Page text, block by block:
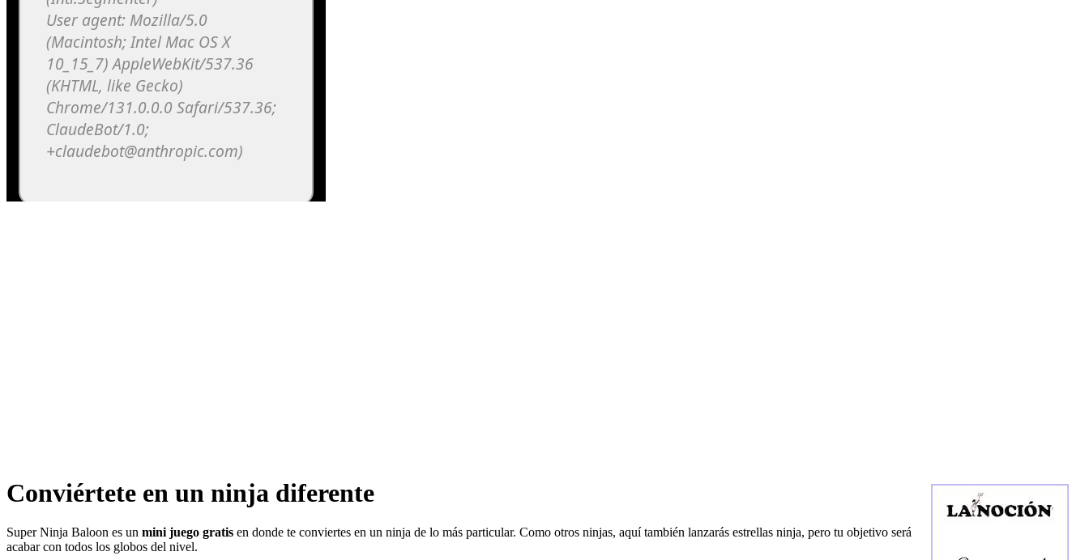
Conviértete en un ninja diferente
Super Ninja Baloon es un mini juego gratis en donde te conviertes en un ninja de lo más particular. Como otros ninjas, aquí también lanzarás estrellas ninja, pero tu objetivo será
acabar con todos los globos del nivel.